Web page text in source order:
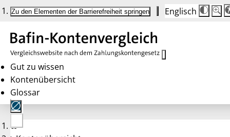
Zu den Elementen der Barrierefreiheit springen Englisch
Die
100
Gut zu wissen
Kontenübersicht
Glossar
Keine